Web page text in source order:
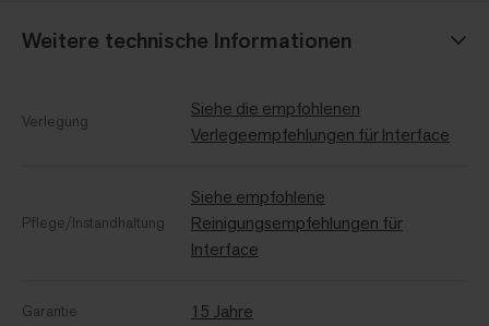
Weitere technische Informationen
Verlegung
Siehe die empfohlenen
Verlegeempfehlungen für Interface
Pflege/Instandhaltung
Siehe empfohlene
Reinigungsempfehlungen für
Interface
Garantie 15 Jahre